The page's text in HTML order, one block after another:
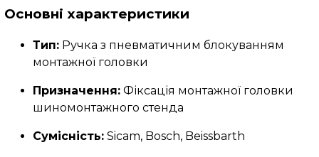
Основні характеристики
Тип:Ручка з пневматичним блокуванням
монтажної головки
Призначення:Фіксація монтажної головки
шиномонтажного стенда
Сумісність:Sicam, Bosch, Beissbarth